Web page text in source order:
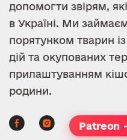
допомогти звірям,
в Україні. Ми
порятунком тварин
дій та окупованих
прилаштуванням
родини.
Patreon